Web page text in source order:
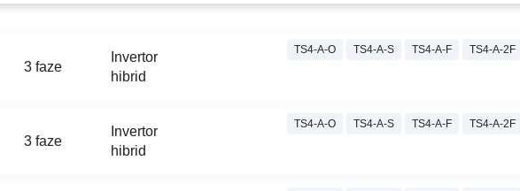
3 faze
Invertor
hibrid
TS4-A-O TS4-A-S TS4-A-F TS4-A-2F
3 faze
Invertor
hibrid
TS4-A-O TS4-A-S TS4-A-F TS4-A-2F